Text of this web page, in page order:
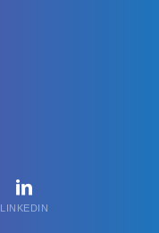
LINKEDIN